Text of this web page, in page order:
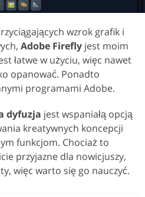
wzrok grafik i
Adobe Firefly jest moim
łatwe w użyciu, więc nawet
opanować. Ponadto
programami Adobe.
dyfuzja jest wspaniałą opcją
kreatywnych koncepcji
funkcjom. Chociaż to
przyjazne dla nowicjuszy,
więc warto się go nauczyć.